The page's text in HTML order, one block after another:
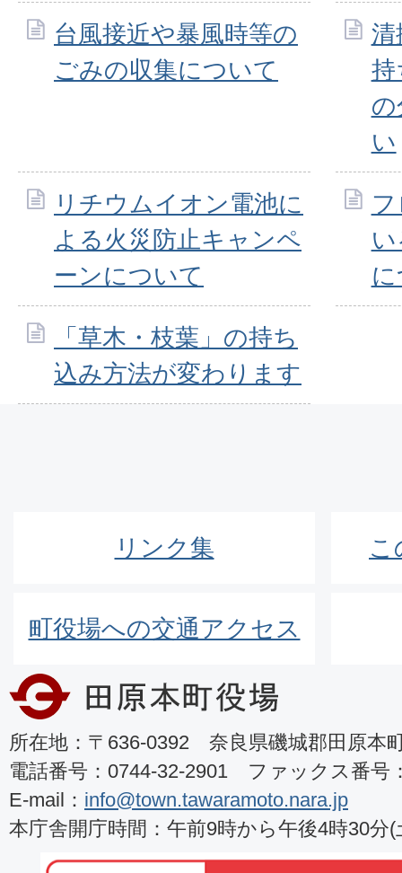
台風接近や暴風時等の
ごみの収集について
清
持
い
リチウムイオン電池に
よる火災防止キャンペ
ーンについて
「草木・枝葉」の持ち
込み方法が変わります
リンク集 こ
町役場への交通アクセス
所在地：〒636-0392 奈良県磯城郡田原本
電話番号：0744-32-2901 ファックス番号
E-mail： info@town.tawaramoto.nara.jp
本庁舎開庁時間：午前9時から午後4時30分